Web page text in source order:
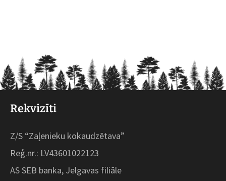
Rekvizīti
Z/S “Zaļenieku kokaudzētava”
Reģ.nr.: LV43601022123
AS SEB banka, Jelgavas filiāle